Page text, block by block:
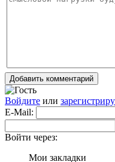
Добавить комментарий
Войдите или
E-Mail:
Войти через:
Мои закладки